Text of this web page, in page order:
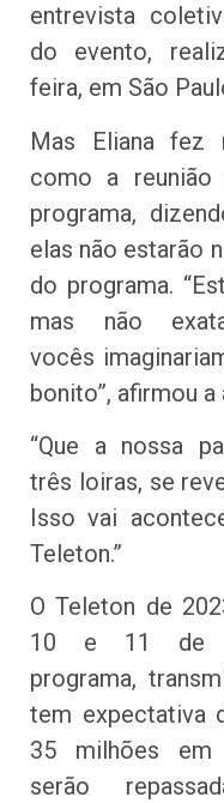
entrevista
do evento,
feira, em São
Mas Eliana fez
como a reunião
programa,
elas não estarão
do programa.
mas não
vocês
bonito”, afirmou
“Que a nossa
três loiras, se
Isso vai
Teleton.”
O Teleton de
10 e 11 de
programa,
tem expectativa
35 milhões em
serão